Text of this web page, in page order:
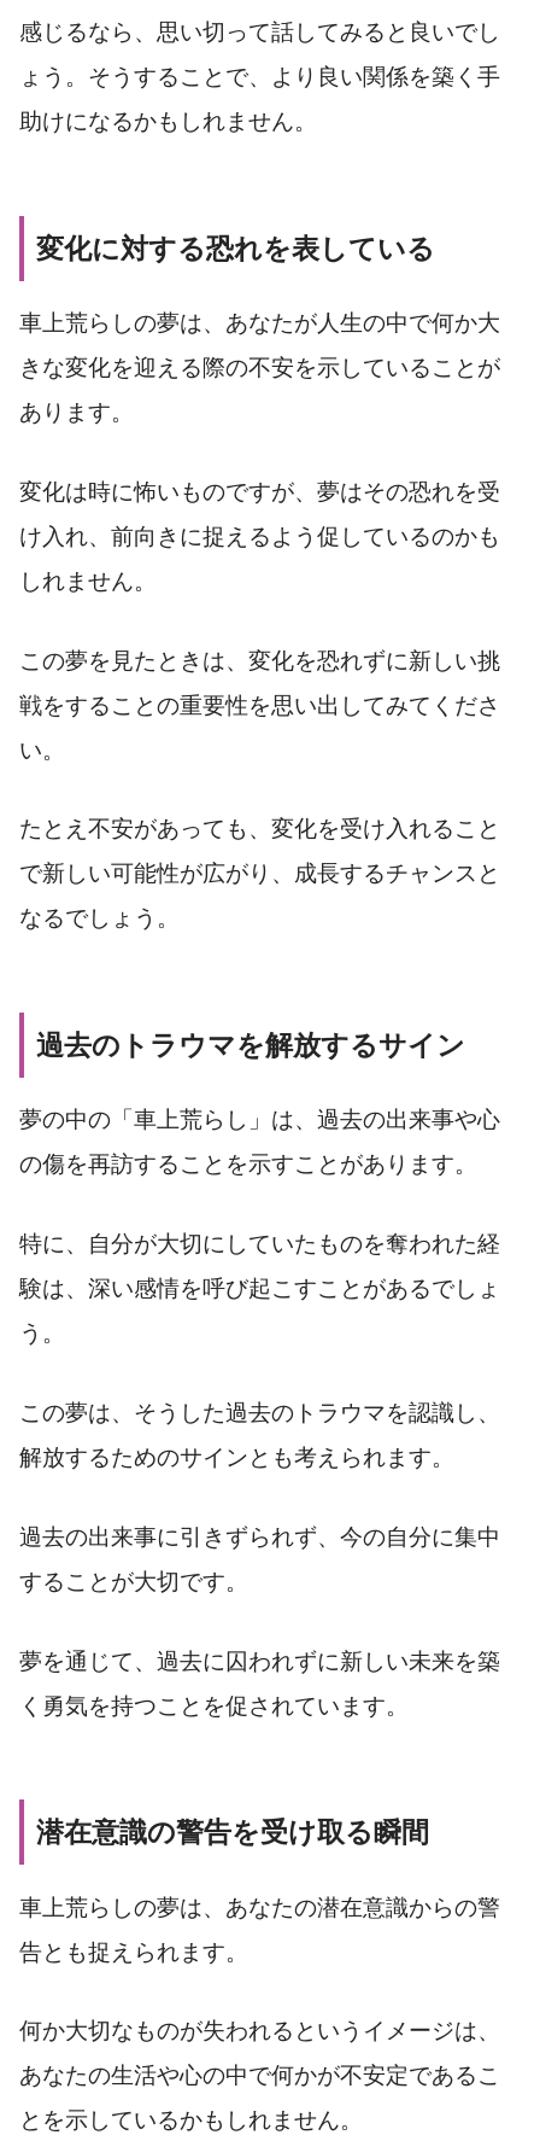
感じるなら、思い切って話してみると良いでし
ょう。そうすることで、より良い関係を築く手
助けになるかもしれません。
変化に対する恐れを表している
車上荒らしの夢は、あなたが人生の中で何か大
きな変化を迎える際の不安を示していることが
あります。
変化は時に怖いものですが、夢はその恐れを受
け入れ、前向きに捉えるよう促しているのかも
しれません。
この夢を見たときは、変化を恐れずに新しい挑
戦をすることの重要性を思い出してみてくださ
い。
たとえ不安があっても、変化を受け入れること
で新しい可能性が広がり、成長するチャンスと
なるでしょう。
過去のトラウマを解放するサイン
夢の中の「車上荒らし」は、過去の出来事や心
の傷を再訪することを示すことがあります。
特に、自分が大切にしていたものを奪われた経
験は、深い感情を呼び起こすことがあるでしょ
う。
この夢は、そうした過去のトラウマを認識し、
解放するためのサインとも考えられます。
過去の出来事に引きずられず、今の自分に集中
することが大切です。
夢を通じて、過去に囚われずに新しい未来を築
く勇気を持つことを促されています。
潜在意識の警告を受け取る瞬間
車上荒らしの夢は、あなたの潜在意識からの警
告とも捉えられます。
何か大切なものが失われるというイメージは、
あなたの生活や心の中で何かが不安定であるこ
とを示しているかもしれません。